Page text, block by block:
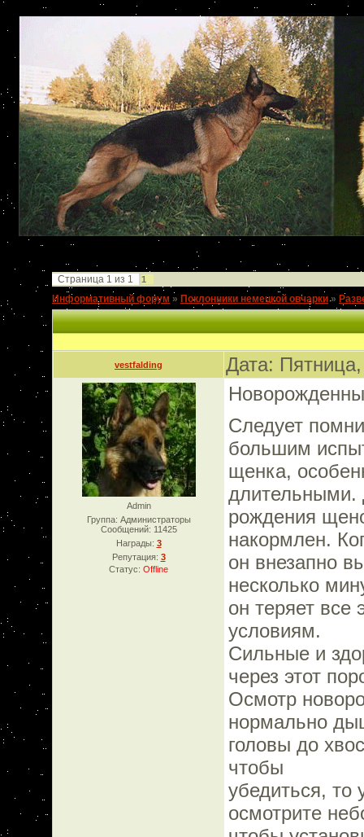
Страница 1 из 1 1
Информативный форум » Поклонники немецкой овчарки »
vestfalding Дата:
Admin
Группа: Администраторы
Сообщений: 11425
Награды: 3
Репутация: 3
Статус: Offline
Следует
большим
щенка,
рождения
накормлен.
он внезапно
несколько
он теряет все
условиям.
Сильные и
через этот
Осмотр
нормально
головы до
чтобы
убедиться, то
осмотрите